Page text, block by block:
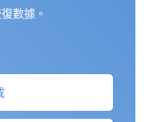
數據。